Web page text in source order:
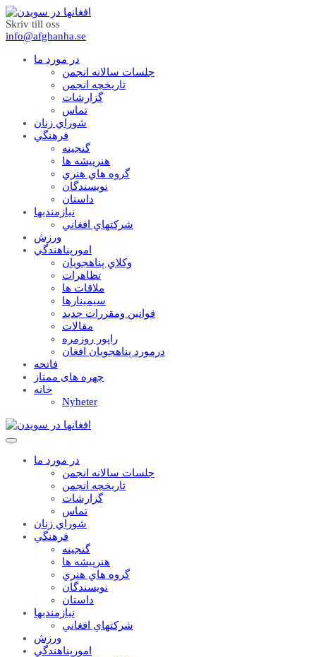
Skriv till oss
info@afghanha.se
در مورد ما
جلسات سالانه انجمن
تاریخچه انجمن
گزارشات
تماس
شوراي زنان
فرهنگي
گنجينه
هنرپيشه ها
گروه هاي هنري
نويسندگان
داستان
نيازمنديها
شرکتهاي افغاني
ورزش
امورپناهندگي
وکلاي پناهجويان
تظاهرات
ملاقات ها
سيمينارها
قوانين ومقررات جديد
مقالات
راپور روزمره
درمورد پناهجويان افغان
فاتحه
چهره های ممتاز
خانه
Nyheter
در مورد ما
جلسات سالانه انجمن
تاریخچه انجمن
گزارشات
تماس
شوراي زنان
فرهنگي
گنجينه
هنرپيشه ها
گروه هاي هنري
نويسندگان
داستان
نيازمنديها
شرکتهاي افغاني
ورزش
امورپناهندگي